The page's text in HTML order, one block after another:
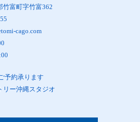
竹富町字竹富362
cago.com
予約承ります
リー沖縄スタジオ